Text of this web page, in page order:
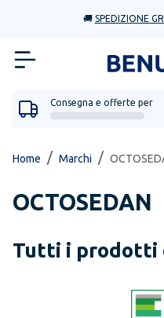
🚚 SPEDIZIONE
Consegna e offerte per
Home / Marchi /
OCTOSEDAN
Tutti i prodotti